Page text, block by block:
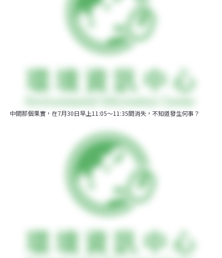
中間那個果實，在7月30日早上11:05～11:35間消失，不知道發生何事？